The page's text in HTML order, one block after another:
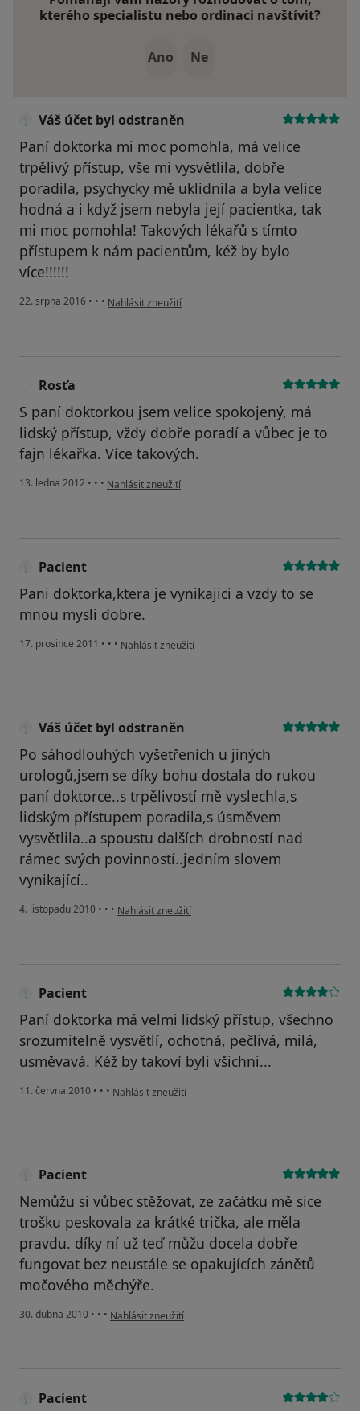
kterého specialistu nebo ordinaci navštívit?
Ano Ne
Váš účet byl odstraněn
Paní doktorka mi moc pomohla, má velice
trpělivý přístup, vše mi vysvětlila, dobře
poradila, psychycky mě uklidnila a byla velice
hodná a i když jsem nebyla její pacientka, tak
mi moc pomohla! Takových lékařů s tímto
přístupem k nám pacientům, kéž by bylo
více!!!!!!
22. srpna 2016 • • • podle názoru uživatele Váš účet byl odstraněn
Nahlásit zneužití
Rosťa
S paní doktorkou jsem velice spokojený, má
lidský přístup, vždy dobře poradí a vůbec je to
fajn lékařka. Více takových.
13. ledna 2012 • • • podle názoru uživatele Rosťa
Nahlásit zneužití
Pacient
Pani doktorka,ktera je vynikajici a vzdy to se
mnou mysli dobre.
17. prosince 2011 • • • podle názoru uživatele Pacient
Nahlásit zneužití
Váš účet byl odstraněn
Po sáhodlouhých vyšetřeních u jiných
urologů,jsem se díky bohu dostala do rukou
paní doktorce..s trpělivostí mě vyslechla,s
lidským přístupem poradila,s úsměvem
vysvětlila..a spoustu dalších drobností nad
rámec svých povinností..jedním slovem
vynikající..
4. listopadu 2010 • • • podle názoru uživatele Váš účet byl odstraněn
Nahlásit zneužití
Pacient
Paní doktorka má velmi lidský přístup, všechno
srozumitelně vysvětlí, ochotná, pečlivá, milá,
usměvavá. Kéž by takoví byli všichni...
11. června 2010 • • • podle názoru uživatele Pacient
Nahlásit zneužití
Pacient
Nemůžu si vůbec stěžovat, ze začátku mě sice
trošku peskovala za krátké trička, ale měla
pravdu. díky ní už teď můžu docela dobře
fungovat bez neustále se opakujících zánětů
močového měchýře.
30. dubna 2010 • • • podle názoru uživatele Pacient
Nahlásit zneužití
Pacient